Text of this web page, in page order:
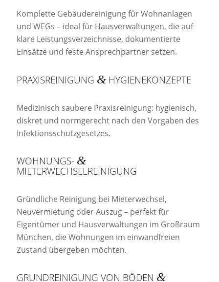
Komplette Gebäudereinigung für Wohnanlagen
und WEGs – ideal für Hausverwaltungen, die auf
klare Leistungsverzeichnisse, dokumentierte
Einsätze und feste Ansprechpartner setzen.
PRAXISREINIGUNG &HYGIENEKONZEPTE
Medizinisch saubere Praxisreinigung: hygienisch,
diskret und normgerecht nach den Vorgaben des
Infektionsschutzgesetzes.
WOHNUNGS- &
MIETERWECHSELREINIGUNG
Gründliche Reinigung bei Mieterwechsel,
Neuvermietung oder Auszug – perfekt für
Eigentümer und Hausverwaltungen im Großraum
München, die Wohnungen im einwandfreien
Zustand übergeben möchten.
GRUNDREINIGUNG VON BÖDEN &